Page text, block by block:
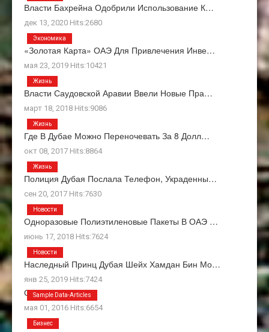
Власти Бахрейна Одобрили Использование К…
дек 13, 2020 Hits:2680
«Золотая Карта» ОАЭ Для Привлечения Инве…
мая 23, 2019 Hits:10421
Экономика
Власти Саудовской Аравии Ввели Новые Пра…
март 18, 2018 Hits:9086
Жизнь
Где В Дубае Можно Переночевать За 8 Долл…
окт 08, 2017 Hits:8864
Жизнь
Полиция Дубая Послала Телефон, Украденны…
сен 20, 2017 Hits:7630
Жизнь
Одноразовые Полиэтиленовые Пакеты В ОАЭ …
июнь 17, 2018 Hits:7624
Новости
Наследный Принц Дубая Шейх Хамдан Бин Мо…
янв 25, 2019 Hits:7424
Новости
О Нас
мая 01, 2016 Hits:6654
Sample Data-Articles
Бизнес